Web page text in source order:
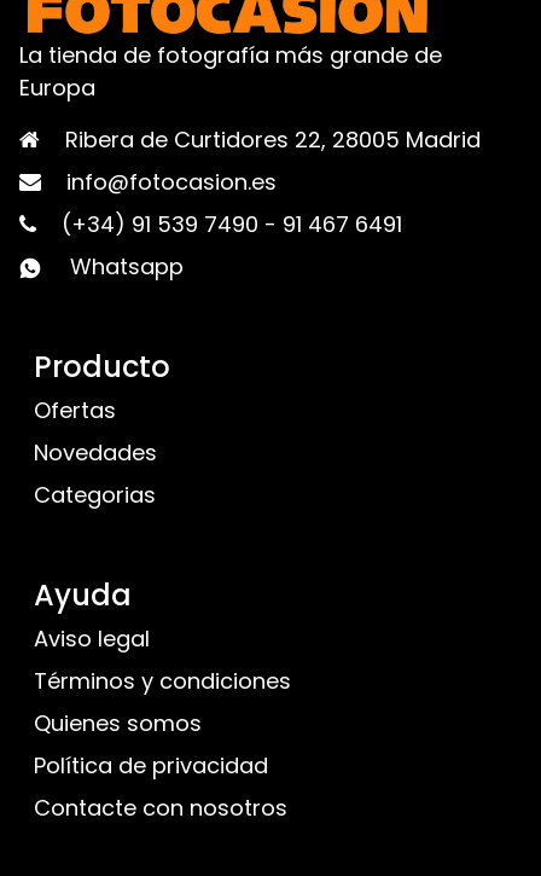
La tienda de fotografía más grande de
Europa
Ribera de Curtidores 22, 28005 Madrid
info@fotocasion.es
(+34) 91 539 7490 - 91 467 6491
Whatsapp
Producto
Ofertas
Novedades
Categorias
Ayuda
Aviso legal
Términos y condiciones
Quienes somos
Política de privacidad
Contacte con nosotros